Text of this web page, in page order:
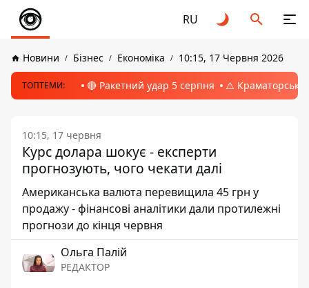
RU
Новини Бізнес Економіка 10:15, 17 Червня 2026
ТОПТЕМИ: 🔴 Ракетний удар 5 серпня ⚠️ Краматорськ,
10:15, 17 червня
Курс долара шокує - експерти
прогнозують, чого чекати далі
Американська валюта перевищила 45 грн у
продажу - фінансові аналітики дали протилежні
прогнози до кінця червня
Ольга Палій
РЕДАКТОР